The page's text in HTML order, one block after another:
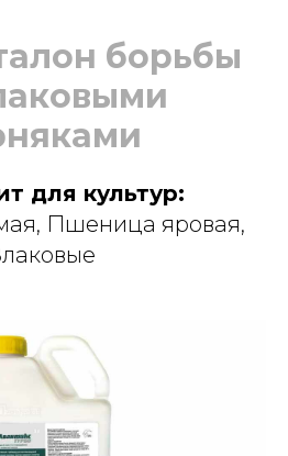
борьбы
для культур:
Пшеница яровая,